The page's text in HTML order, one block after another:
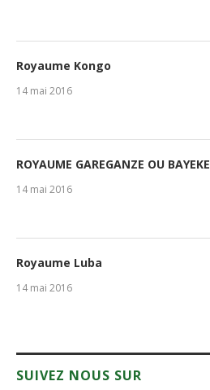
Royaume Kongo
14 mai 2016
ROYAUME GAREGANZE OU BAYEKE
14 mai 2016
Royaume Luba
14 mai 2016
SUIVEZ NOUS SUR